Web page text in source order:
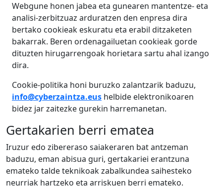
Webgune honen jabea eta gunearen mantentze- eta
analisi-zerbitzuaz arduratzen den enpresa dira
bertako cookieak eskuratu eta erabil ditzaketen
bakarrak. Beren ordenagailuetan cookieak gorde
dituzten hirugarrengoak horietara sartu ahal izango
dira.
Cookie-politika honi buruzko zalantzarik baduzu,
info@cyberzaintza.eus helbide elektronikoaren
bidez jar zaitezke gurekin harremanetan.
Gertakarien berri ematea
Iruzur edo zibereraso saiakeraren bat antzeman
baduzu, eman abisua guri, gertakariei erantzuna
emateko talde teknikoak zabalkundea saihesteko
neurriak hartzeko eta arriskuen berri emateko.